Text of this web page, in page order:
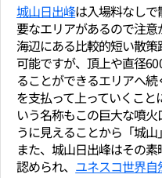
城山日出峰は入場料なし
要なエリアがあるので注意
海辺にある比較的短い散
可能ですが、頂上や直径
ることができるエリアへ
を支払って上っていくこ
いう名称もこの巨大な噴
うに見えることから「城山
また、城山日出峰はその
認められ、 ユネスコ世界自